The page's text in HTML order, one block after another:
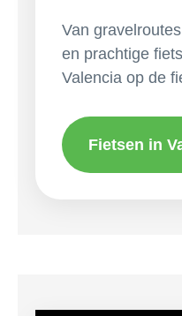
Van
en prachtige
Valencia op de
Fietsen in